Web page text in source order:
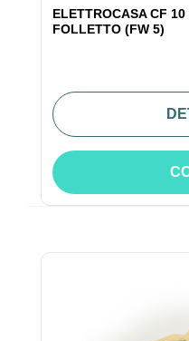
ELETTROCASA CF
FOLLETTO (FW 5)